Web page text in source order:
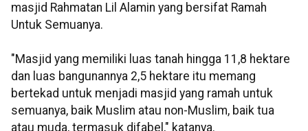
masjid Rahmatan Lil Alamin yang bersifat Ramah
Untuk Semuanya.
"Masjid yang memiliki luas tanah hingga 11,8 hektare
dan luas bangunannya 2,5 hektare itu memang
bertekad untuk menjadi masjid yang ramah untuk
semuanya, baik Muslim atau non-Muslim, baik tua
atau muda, termasuk difabel," katanya.